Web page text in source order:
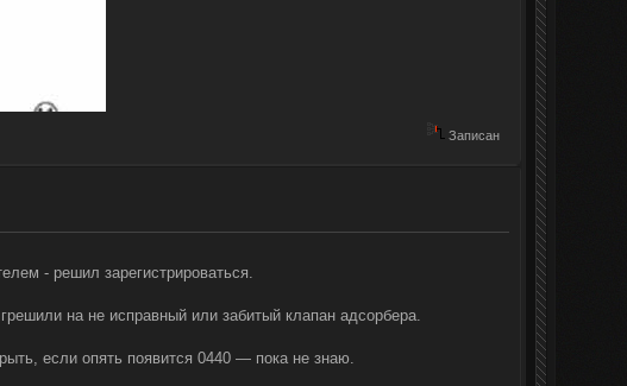
Записан
- решил зарегистрироваться.
на не исправный или забитый клапан адсорбера.
если опять появится 0440 — пока не знаю.